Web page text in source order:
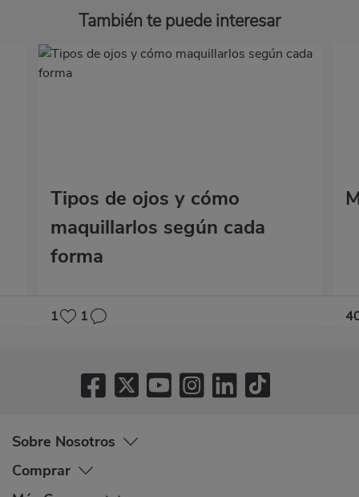
También te puede interesar
Tipos de ojos y cómo
maquillarlos según cada
forma
1 1
Sobre Nosotros
Comprar